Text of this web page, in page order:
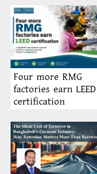
Four more RMG
factories earn LEED
certification